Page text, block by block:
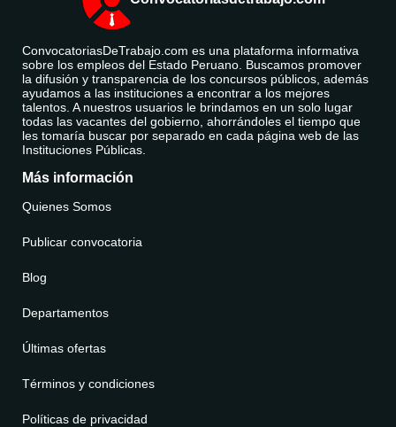
ConvocatoriasDeTrabajo.com es una plataforma informativa
sobre los empleos del Estado Peruano. Buscamos promover
la difusión y transparencia de los concursos públicos, además
ayudamos a las instituciones a encontrar a los mejores
talentos. A nuestros usuarios le brindamos en un solo lugar
todas las vacantes del gobierno, ahorrándoles el tiempo que
les tomaría buscar por separado en cada página web de las
Instituciones Públicas.
Más información
Quienes Somos
Publicar convocatoria
Blog
Departamentos
Últimas ofertas
Términos y condiciones
Políticas de privacidad